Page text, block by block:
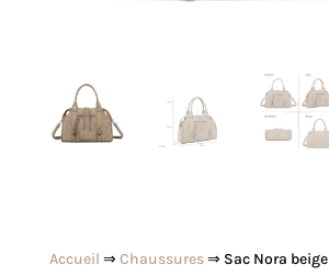
Accueil ⇒ Chaussures⇒ Sac Nora beige